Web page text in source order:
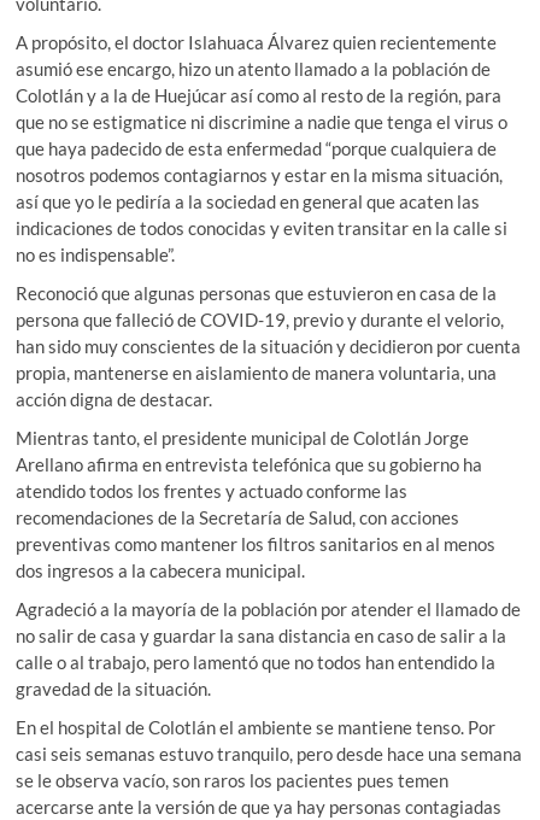
A propósito, el doctor Islahuaca Álvarez quien recientemente
asumió ese encargo, hizo un atento llamado a la población de
Colotlán y a la de Huejúcar así como al resto de la región, para
que no se estigmatice ni discrimine a nadie que tenga el virus o
que haya padecido de esta enfermedad “porque cualquiera de
nosotros podemos contagiarnos y estar en la misma situación,
así que yo le pediría a la sociedad en general que acaten las
indicaciones de todos conocidas y eviten transitar en la calle si
no es indispensable”.
Reconoció que algunas personas que estuvieron en casa de la
persona que falleció de COVID-19, previo y durante el velorio,
han sido muy conscientes de la situación y decidieron por cuenta
propia, mantenerse en aislamiento de manera voluntaria, una
acción digna de destacar.
Mientras tanto, el presidente municipal de Colotlán Jorge
Arellano afirma en entrevista telefónica que su gobierno ha
atendido todos los frentes y actuado conforme las
recomendaciones de la Secretaría de Salud, con acciones
preventivas como mantener los filtros sanitarios en al menos
dos ingresos a la cabecera municipal.
Agradeció a la mayoría de la población por atender el llamado de
no salir de casa y guardar la sana distancia en caso de salir a la
calle o al trabajo, pero lamentó que no todos han entendido la
gravedad de la situación.
En el hospital de Colotlán el ambiente se mantiene tenso. Por
casi seis semanas estuvo tranquilo, pero desde hace una semana
se le observa vacío, son raros los pacientes pues temen
acercarse ante la versión de que ya hay personas contagiadas